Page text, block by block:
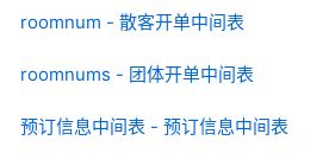
roomnum - 散客开单中间表
roomnums - 团体开单中间表
预订信息中间表 - 预订信息中间表